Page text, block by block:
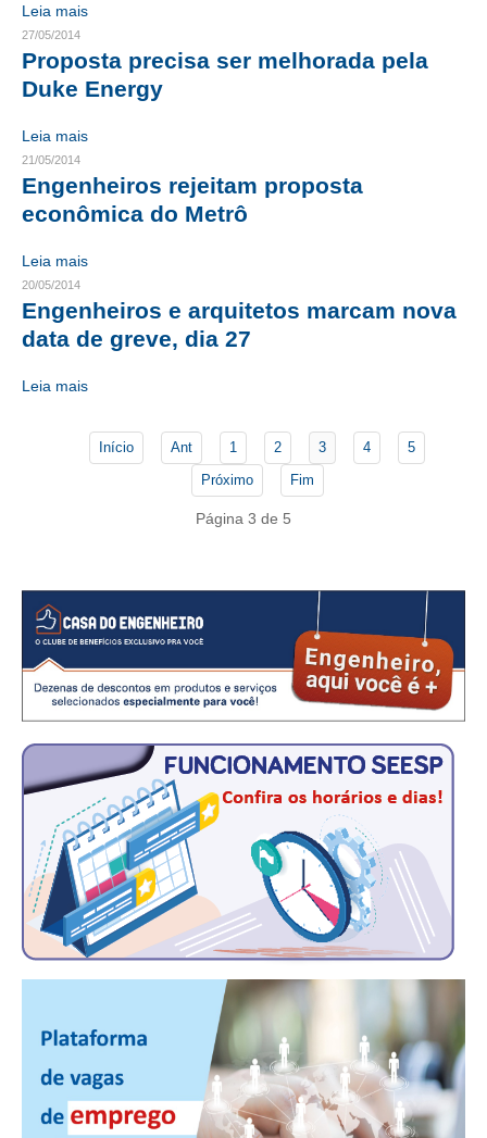
CONTATO
CURSOS
ENGENHEIRO EMPREENDEDOR
SEESP EDUCAÇÃO
PLATAFORMAS GRATUITAS
BENEFÍCIOS
APOSENTADORIA
CONVÊNIOS
SEESPPREV
PALAVRA DO MURILO
NOTÍCIAS
CONTEÚDO ESPECIAL
JORNAL DO ENGENHEIRO
SEESP NOTÍCIAS
NOTÍCIAS NO WHATSAPP
FOTOS
PUBLICAÇÕES
MANUAL DE REDAÇÃO
RELEASES
Leia mais
27/05/2014
Proposta precisa ser melhorada pela
Duke Energy
Leia mais
21/05/2014
Engenheiros rejeitam proposta
econômica do Metrô
Leia mais
20/05/2014
Engenheiros e arquitetos marcam nova
data de greve, dia 27
Leia mais
Início Ant 1 2 3 4
5
Próximo
Fim
Página 3 de 5